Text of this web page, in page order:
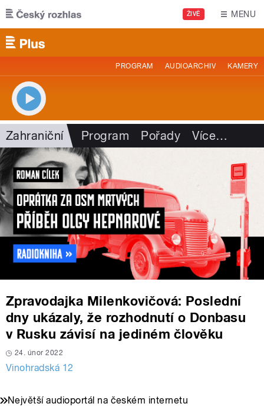
Přejít k hlavnímu obsahu
ŽIVĚ MENU
PROGRAM AUDIOARCHIV KAMERY
Zahraniční Program Pořady Více…
Zpravodajka Milenkovičová: Poslední
dny ukázaly, že rozhodnutí o Donbasu
v Rusku závisí na jediném člověku
24. únor 2022
Vinohradská 12
Největší audioportál na českém internetu